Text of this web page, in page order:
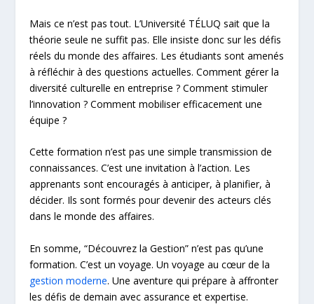
Mais ce n’est pas tout. L’Université TÉLUQ sait que la
théorie seule ne suffit pas. Elle insiste donc sur les défis
réels du monde des affaires. Les étudiants sont amenés
à réfléchir à des questions actuelles. Comment gérer la
diversité culturelle en entreprise ? Comment stimuler
l’innovation ? Comment mobiliser efficacement une
équipe ?
Cette formation n’est pas une simple transmission de
connaissances. C’est une invitation à l’action. Les
apprenants sont encouragés à anticiper, à planifier, à
décider. Ils sont formés pour devenir des acteurs clés
dans le monde des affaires.
En somme, “Découvrez la Gestion” n’est pas qu’une
formation. C’est un voyage. Un voyage au cœur de la
gestion moderne. Une aventure qui prépare à affronter
les défis de demain avec assurance et expertise.